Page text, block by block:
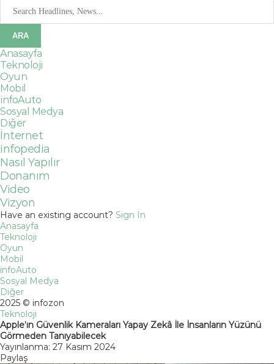
Anasayfa
Teknoloji
Oyun
Mobil
infoAuto
Sosyal Medya
Diğer
İnternet
infopedia
Nasıl Yapılır
Donanım
Video
Vizyon
Have an existing account? Sign In
Anasayfa
Teknoloji
Oyun
Mobil
infoAuto
Sosyal Medya
Diğer
2025 © infozon
Teknoloji
Apple’ın Güvenlik Kameraları Yapay Zekâ İle İnsanların Yüzünü
Görmeden Tanıyabilecek
Yayınlanma: 27 Kasım 2024
Paylaş